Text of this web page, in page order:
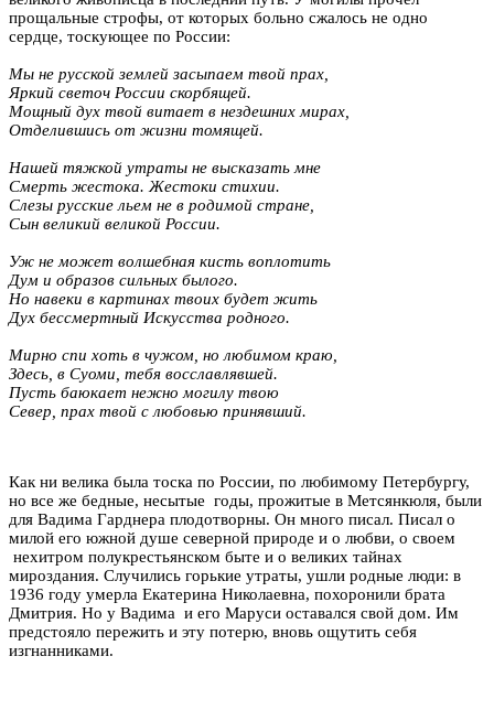
прощальные строфы, от которых больно сжалось не одно
сердце, тоскующее по России:
Мы не русской землей засыпаем твой прах,
Яркий светоч России скорбящей.
Мощный дух твой витает в нездешних мирах,
Отделившись от жизни томящей.
Нашей тяжкой утраты не высказать мне
Смерть жестока. Жестоки стихии.
Слезы русские льем не в родимой стране,
Сын великий великой России.
Уж не может волшебная кисть воплотить
Дум и образов сильных былого.
Но навеки в картинах твоих будет жить
Дух бессмертный Искусства родного.
Мирно спи хоть в чужом, но любимом краю,
Здесь, в Суоми, тебя восславлявшей.
Пусть баюкает нежно могилу твою
Север, прах твой с любовью принявший.
Как ни велика была тоска по России, по любимому Петербургу,
но все же бедные, несытые годы, прожитые в Метсянкюля, были
для Вадима Гарднера плодотворны. Он много писал. Писал о
милой его южной душе северной природе и о любви, о своем
нехитром полукрестьянском быте и о великих тайнах
мироздания. Случились горькие утраты, ушли родные люди: в
1936 году умерла Екатерина Николаевна, похоронили брата
Дмитрия. Но у Вадима и его Маруси оставался свой дом. Им
предстояло пережить и эту потерю, вновь ощутить себя
изгнанниками.